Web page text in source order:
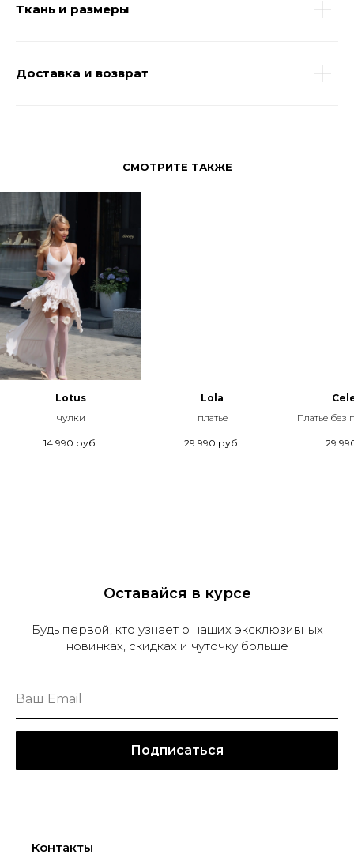
Ткань и размеры
Доставка и возврат
СМОТРИТЕ ТАКЖЕ
Lotus
чулки
14 990 руб.
Lola
платье
29 990 руб.
Платье
29
Оставайся в курсе
Будь первой, кто узнает о наших эксклюзивных
новинках, скидках и чуточку больше
Подписаться
Контакты